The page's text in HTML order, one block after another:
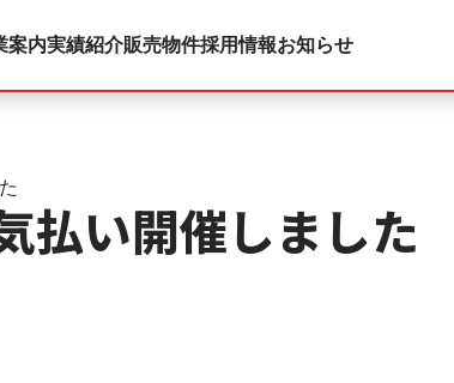
案内実績紹介販売物件採用情報お知らせ
払い開催しました